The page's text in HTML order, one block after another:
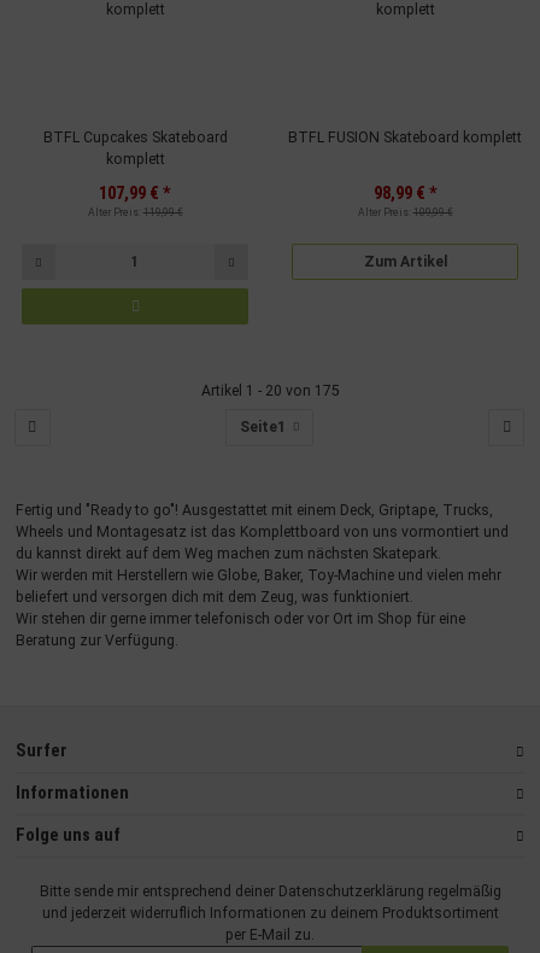
BTFL Cupcakes Skateboard
komplett
107,99 € *
Alter Preis: 119,99 €
BTFL FUSION Skateboard komplett
98,99 € *
Alter Preis: 109,99 €
Zum Artikel
Artikel 1 - 20 von 175
Seite1
Fertig und "Ready to go"! Ausgestattet mit einem Deck, Griptape, Trucks,
Wheels und Montagesatz ist das Komplettboard von uns vormontiert und
du kannst direkt auf dem Weg machen zum nächsten Skatepark.
Wir werden mit Herstellern wie Globe, Baker, Toy-Machine und vielen mehr
beliefert und versorgen dich mit dem Zeug, was funktioniert.
Wir stehen dir gerne immer telefonisch oder vor Ort im Shop für eine
Beratung zur Verfügung.
Surfer
Informationen
Folge uns auf
Bitte sende mir entsprechend deiner Datenschutzerklärung regelmäßig
und jederzeit widerruflich Informationen zu deinem Produktsortiment
per E-Mail zu.